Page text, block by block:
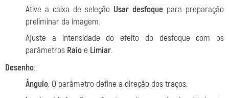
Ative a caixa de seleção Usar desfoque para preparação
preliminar da imagem.
Ajuste a intensidade do efeito do desfoque com os
parâmetros Raio e Limiar.
Desenho:
Ângulo. O parâmetro define a direção dos traços.